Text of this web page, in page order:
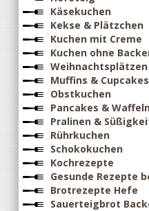
Käsekuchen
Kekse & Plätzchen
Kuchen mit Creme
Kuchen ohne
Muffins & Cupcakes
Obstkuchen
Pancakes &
Pralinen &
Rührkuchen
Schokokuchen
Kochrezepte
Gesunde Rezepte
Brotrezepte Hefe
Sauerteigbrot